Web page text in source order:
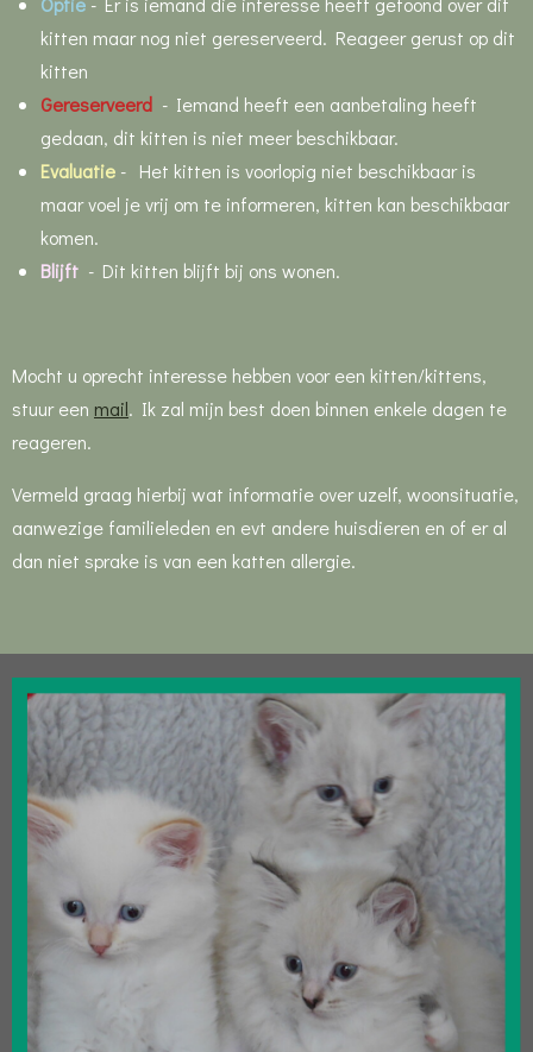
kitten maar nog niet gereserveerd. Reageer gerust op dit
kitten
Gereserveerd - Iemand heeft een aanbetaling heeft
gedaan, dit kitten is niet meer beschikbaar.
Evaluatie - Het kitten is voorlopig niet beschikbaar is
maar voel je vrij om te informeren, kitten kan beschikbaar
komen.
Blijft - Dit kitten blijft bij ons wonen.
Mocht u oprecht interesse hebben voor een kitten/kittens,
stuur een mail. Ik zal mijn best doen binnen enkele dagen te
reageren.
Vermeld graag hierbij wat informatie over uzelf, woonsituatie,
aanwezige familieleden en evt andere huisdieren en of er al
dan niet sprake is van een katten allergie.